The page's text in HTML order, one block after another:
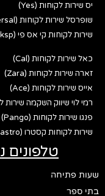
יס שירות לקוחות (Yes)
שופרסל שירות לקוחות (Shufersal)
שירות לקוחות קי אס פי (ksp)
כאל שירות לקוחות (Cal)
זארה שירות לקוחות (Zara)
אייס שירות לקוחות (Ace)
רמי לוי שיווק השקמה שירות
פנגו שירות לקוחות (Pango)
שירות לקוחות קסטרו (Castro)
טלפונים
שעות פתיחה
בתי ספר